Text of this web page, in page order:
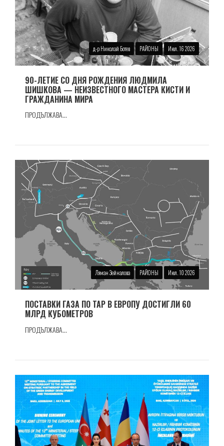
д-р Николай Ботев РАЙОНЫ Июл. 16 2026
90-ЛЕТИЕ СО ДНЯ РОЖДЕНИЯ ЛЮДМИЛА
ШИШКОВА — НЕИЗВЕСТНОГО МАСТЕРА КИСТИ И
ГРАЖДАНИНА МИРА
ПРОДЪЛЖАВА...
Ляман Зейналова РАЙОНЫ Июл. 10 2026
ПОСТАВКИ ГАЗА ПО TAP В ЕВРОПУ ДОСТИГЛИ 60
МЛРД КУБОМЕТРОВ
ПРОДЪЛЖАВА...